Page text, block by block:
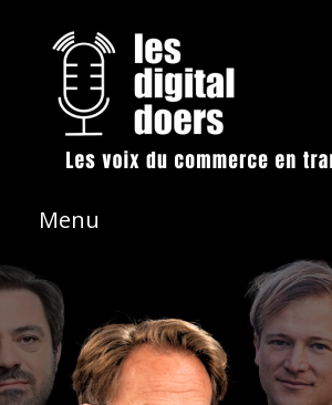
Menu
La démarche
Les émissions
Conférences & Animation